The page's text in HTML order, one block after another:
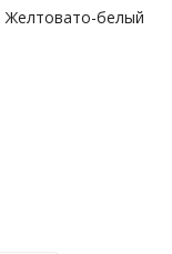
Желтовато-белый